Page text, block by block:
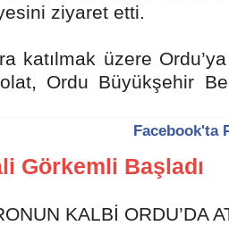
ziyaret etti.
katılmak üzere
Ordu Büyükşehir
Facebook'ta
Görkemli Başladı
KALBİ ORDU’DA